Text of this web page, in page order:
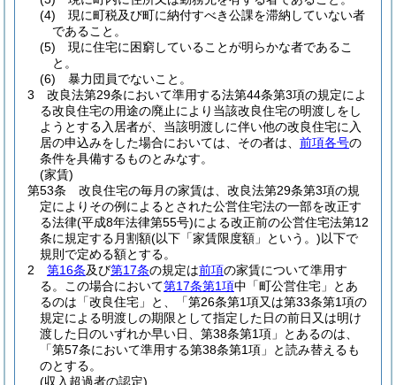
(4)
現に町税及び町に納付すべき公課を滞納していない者
であること。
(5)
現に住宅に困窮していることが明らかな者であるこ
と。
(6)
暴力団員でないこと。
3
改良法第29条において準用する法第44条第3項の規定によ
る改良住宅の用途の廃止により当該改良住宅の明渡しをし
ようとする入居者が、当該明渡しに伴い他の改良住宅に入
居の申込みをした場合においては、その者は、 前項各号の
条件を具備するものとみなす。
(家賃)
第53条
改良住宅の毎月の家賃は、改良法第29条第3項の規
定によりその例によるとされた公営住宅法の一部を改正す
る法律(平成8年法律第55号)による改正前の公営住宅法第12
条に規定する月割額(以下「家賃限度額」という。)以下で
規則で定める額とする。
2
第16条及び第17条の規定は前項の家賃について準用す
る。
この場合において第17条第1項中「町公営住宅」とあ
るのは「改良住宅」と、「第26条第1項又は第33条第1項の
規定による明渡しの期限として指定した日の前日又は明け
渡した日のいずれか早い日、第38条第1項」とあるのは、
「第57条において準用する第38条第1項」と読み替えるも
のとする。
(収入超過者の認定)